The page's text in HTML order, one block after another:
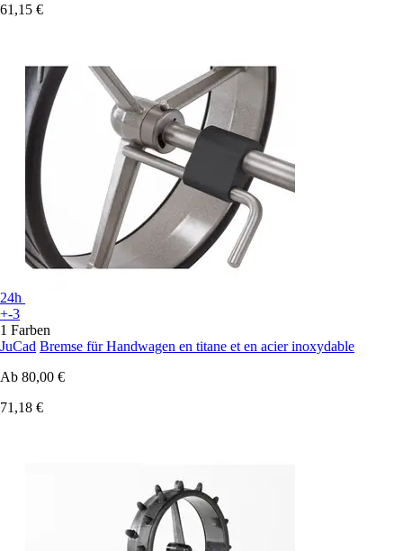
61,15 €
24h
+-3
1 Farben
JuCad Bremse für Handwagen en titane et en acier inoxydable
Ab 80,00 €
71,18 €